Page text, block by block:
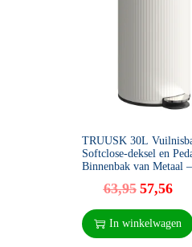
TRUUSK 30L
Softclose-deksel en
Binnenbak van Metaal –
63,95 57,56
In winkelwagen